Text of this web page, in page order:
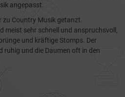
angepasst.
zu Country Musik getanzt.
meist sehr schnell und anspruchsvoll,
und kräftige Stomps. Der
ruhig und die Daumen oft in den